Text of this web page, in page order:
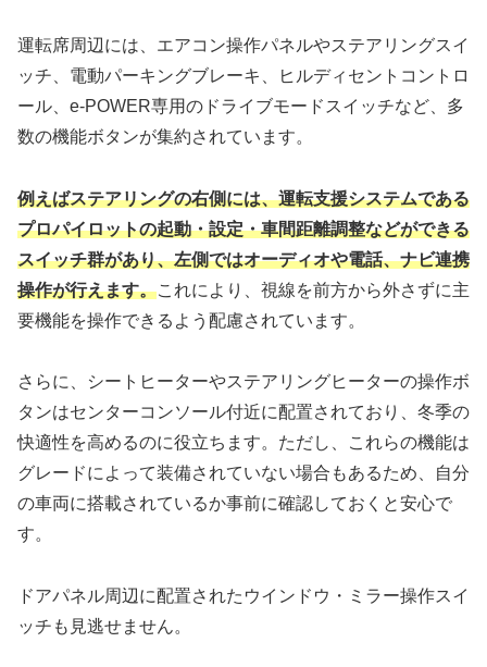
運転席周辺には、エアコン操作パネルやステアリングスイ
ッチ、電動パーキングブレーキ、ヒルディセントコントロ
ール、e-POWER専用のドライブモードスイッチなど、多
数の機能ボタンが集約されています。
例えばステアリングの右側には、運転支援システムである
プロパイロットの起動・設定・車間距離調整などができる
スイッチ群があり、左側ではオーディオや電話、ナビ連携
操作が行えます。これにより、視線を前方から外さずに主
要機能を操作できるよう配慮されています。
さらに、シートヒーターやステアリングヒーターの操作ボ
タンはセンターコンソール付近に配置されており、冬季の
快適性を高めるのに役立ちます。ただし、これらの機能は
グレードによって装備されていない場合もあるため、自分
の車両に搭載されているか事前に確認しておくと安心で
す。
ドアパネル周辺に配置されたウインドウ・ミラー操作スイ
ッチも見逃せません。